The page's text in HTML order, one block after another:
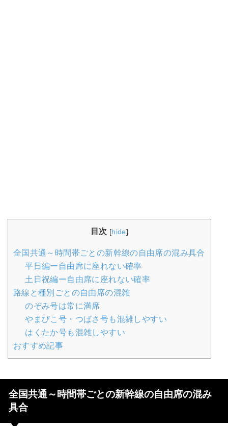
目次 [hide]
全国共通～時間帯ごとの新幹線の自由席の混み具合
平日編ー自由席に座れない確率
土日祝編ー自由席に座れない確率
路線と種別ごとの自由席の混雑
のぞみ号は常に満席
やまびこ号・つばさ号も混雑しやすい
はくたか号も混雑しやすい
おすすめ記事
全国共通～時間帯ごとの新幹線の自由席の混み
具合